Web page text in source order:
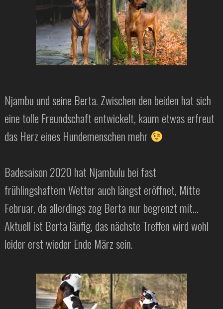
Njambu und seine Berta. Zwischen den beiden hat sich
eine tolle Freundschaft entwickelt, kaum etwas erfreut
das Herz eines Hundemenschen mehr
Badesaison 2020 hat Njambulu bei fast
frühlingshaftem Wetter auch längst eröffnet, Mitte
Februar, da allerdings zog Berta nur begrenzt mit…
Aktuell ist Berta läufig, das nächste Treffen wird wohl
leider erst wieder Ende März sein.